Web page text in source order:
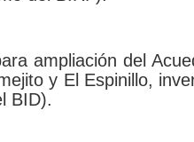
ampliación del
y El Espinillo,
BID).